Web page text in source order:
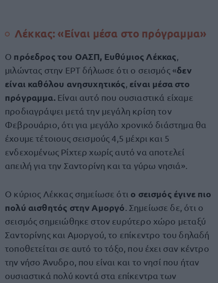
Λέκκας: «Είναι μέσα στο πρόγραμμα»
Ο πρόεδρος του ΟΑΣΠ, Ευθύμιος Λέκκας
μιλώντας στην ΕΡΤ δήλωσε ότι ο σεισμός «δεν
είναι καθόλου ανησυχητικός είναι μέσα στο
πρόγραμμα.Είναι αυτό που ουσιαστικά είχαμε
προδιαγράψει μετά την μεγάλη κρίση τον
Φεβρουάριο, ότι για μεγάλο χρονικό διάστημα θα
έχουμε τέτοιους σεισμούς 4,5 μέχρι και 5
ενδεχομένως Ρίχτερ χωρίς αυτό να αποτελεί
απειλή για την Σαντορίνη και τα γύρω νησιά».
Ο κύριος Λέκκας σημείωσε ότι ο σεισμός έγινε πιο
πολύ αισθητός στην Αμοργό . Σημείωσε δε, ότι ο
σεισμός σημειώθηκε στον ευρύτερο χώρο μεταξύ
Σαντορίνης και Αμοργού, το επίκεντρο του δηλαδή
τοποθετείται σε αυτό το τόξο, που έχει σαν κέντρο
την νήσο Άνυδρο, που είναι και το νησί που ήταν
ουσιαστικά πολύ κοντά στα επίκεντρα των